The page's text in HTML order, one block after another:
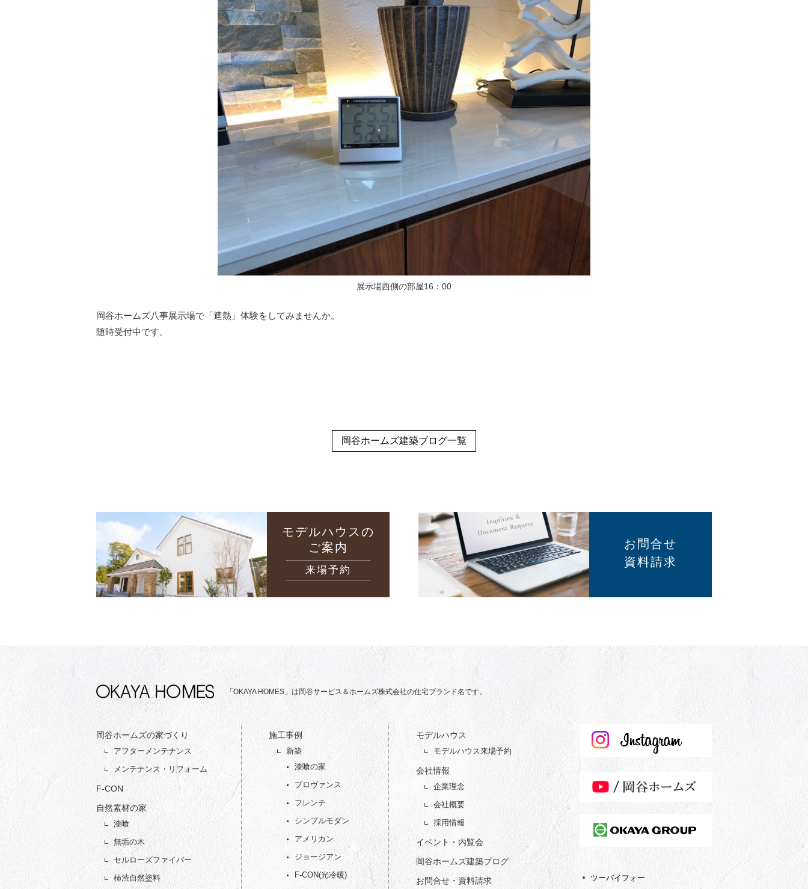
展示場西側の部屋16：00
岡谷ホームズ八事展示場で「遮熱」体験をしてみませんか。
随時受付中です。
岡谷ホームズ建築ブログ一覧
モデルハウスの
ご案内
来場予約
お問合せ
資料請求
「OKAYA HOMES」は岡谷サービス＆ホームズ株式会社の住宅ブランド名です。
岡谷ホームズの家づくり
アフターメンテナンス
メンテナンス・リフォーム
F-CON
自然素材の家
漆喰
無垢の木
セルローズファイバー
柿渋自然塗料
施工事例
新築
漆喰の家
プロヴァンス
フレンチ
シンプルモダン
アメリカン
ジョージアン
F-CON(光冷暖)
モデルハウス
モデルハウス来場予約
会社情報
企業理念
会社概要
採用情報
イベント・内覧会
岡谷ホームズ建築ブログ
お問合せ・資料請求
ツーバイフォー